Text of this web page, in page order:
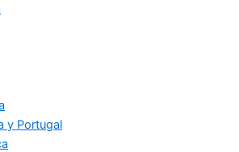
y Portugal